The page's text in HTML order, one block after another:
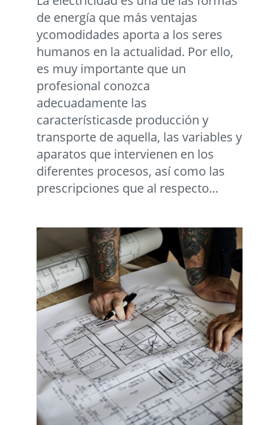
de energía que más ventajas
ycomodidades aporta a los seres
humanos en la actualidad. Por ello,
es muy importante que un
profesional conozca
adecuadamente las
característicasde producción y
transporte de aquella, las variables y
aparatos que intervienen en los
diferentes procesos, así como las
prescripciones que al respecto...